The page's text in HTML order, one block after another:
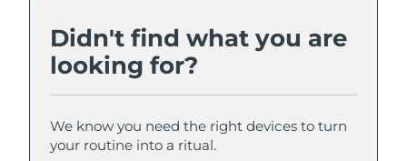
Didn't find what you are
looking for?
We know you need the right devices to turn
your routine into a ritual.